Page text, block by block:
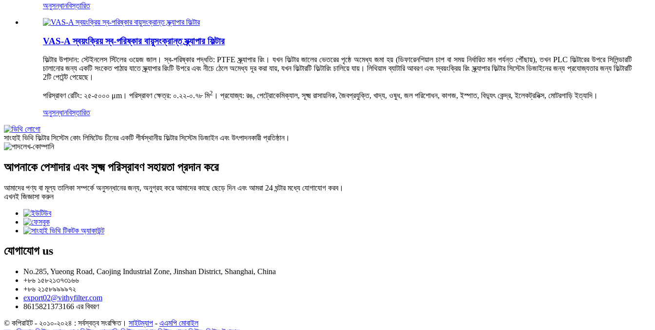
অনুসন্ধানবিস্তারিত
VAS-A স্বয়ংক্রিয় স্ব-পরিষ্কার বায়ুসংক্রান্ত স্ক্র্যাপার ফিল্টার
ফিল্টার উপাদান: স্টেইনলেস স্টিলের ওয়েজ জাল। স্ব-পরিষ্কার পদ্ধতি: PTFE স্ক্র্যাপার রিং। যখন ফিল্টার জালের ভেতরের পৃষ্ঠে অমেধ্য জমা হয় (ডিফারেনশিয়াল চাপ বা সময় নির্ধারিত মান পর্যন্ত পৌঁছায়), তখন PLC ফিল্টারের উপরে সিলিন্ডারটি
চালানোর জন্য একটি সংকেত পাঠায় যাতে স্ক্র্যাপার রিংটি উপরে এবং নীচে ঠেলে অমেধ্য দূর করা যায়, যখন ফিল্টারটি ফিল্টারিং চালিয়ে যায়। লিথিয়াম ব্যাটারি আবরণ এবং স্বয়ংক্রিয় রিং স্ক্র্যাপার ফিল্টার সিস্টেম ডিজাইনের জন্য প্রযোজ্যতার জন্য ফিল্টারটি
2টি পেটেন্ট পেয়েছে।
পরিস্রাবণ রেটিং: ২৫-৫০০০ μm। পরিস্রাবণ ক্ষেত্র: ০.২২-০.৭৮ মি2 । প্রযোজ্য: রঙ, পেট্রোকেমিক্যাল, সূক্ষ্ম রাসায়নিক, জৈবপ্রযুক্তি, খাদ্য, ওষুধ, জল পরিশোধন, কাগজ, ইস্পাত, বিদ্যুৎ কেন্দ্র, ইলেকট্রনিক্স, মোটরগাড়ি ইত্যাদি।
অনুসন্ধানবিস্তারিত
সাংহাই ভিথি ফিল্টার সিস্টেম কোং লিমিটেড চীনের একটি শীর্ষস্থানীয় ফিল্টার সিস্টেম ডিজাইন এবং উৎপাদনকারী প্রতিষ্ঠান।
আপনাকে পেশাদার এবং সূক্ষ্ম পরিস্রাবণ সহায়তা প্রদান করে
আমাদের পণ্য বা মূল্য তালিকা সম্পর্কে অনুসন্ধানের জন্য, অনুগ্রহ করে আমাদের কাছে ছেড়ে দিন এবং আমরা 24 ঘন্টার মধ্যে যোগাযোগ করব।
এখনই জিজ্ঞাসা করুন
যোগাযোগus
No.285, Yueong Road, Caojing Industrial Zone, Jinshan District, Shanghai, China
+৮৬ ১৫৮২১৩৭৩১৬৬
+৮৬ ২১৫৮৯৯৯৯৭২
export02@vithyfilter.com
8615821373166 এর বিবরণ
© কপিরাইট - ২০১০-২০২৪ : সর্বস্বত্ব সংরক্ষিত। সাইটম্যাপ - এএমপি মোবাইল